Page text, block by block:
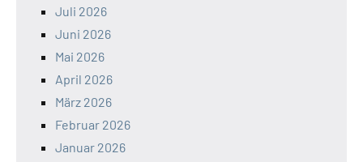
Juli 2026
Juni 2026
Mai 2026
April 2026
März 2026
Februar 2026
Januar 2026